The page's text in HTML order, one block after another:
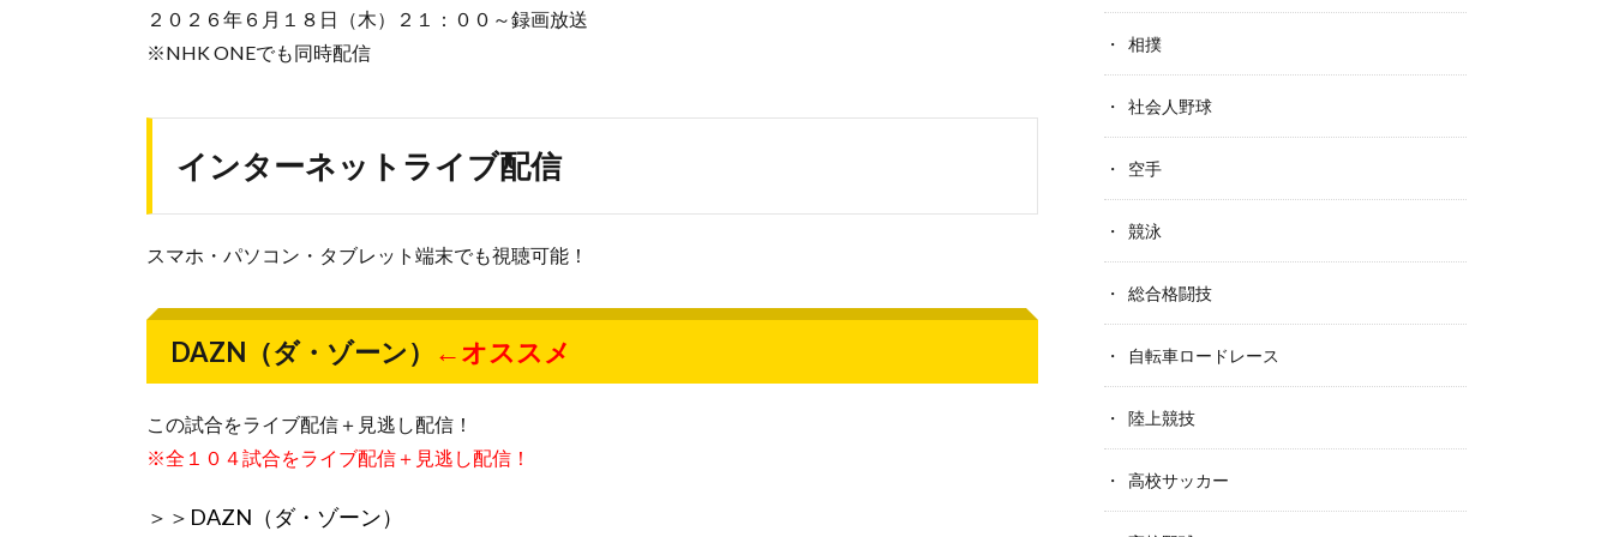
２０２６年６月１８日（木）２１：００～録画放送
※NHK ONEでも同時配信
インターネットライブ配信
スマホ・パソコン・タブレット端末でも視聴可能！
DAZN（ダ・ゾーン） ←オススメ
この試合をライブ配信＋見逃し配信！
※全１０４試合をライブ配信＋見逃し配信！
＞＞ DAZN（ダ・ゾーン）
相撲
社会人野球
空手
競泳
総合格闘技
自転車ロードレース
陸上競技
高校サッカー